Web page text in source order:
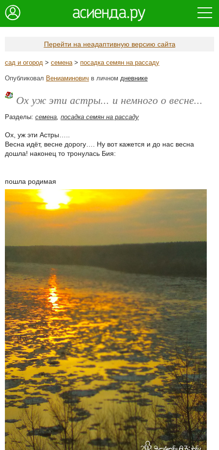
Перейти на неадаптивную версию сайта
сад и огород > семена> посадка семян на рассаду
Опубликовал Вениаминович в личном дневнике
Ох уж эти астры... и немного о весне...
Разделы: семена, посадка семян на рассаду
Ох, уж эти Астры…..
Весна идёт, весне дорогу…. Ну вот кажется и до нас весна
дошла! наконец то тронулась Бия:
пошла родимая